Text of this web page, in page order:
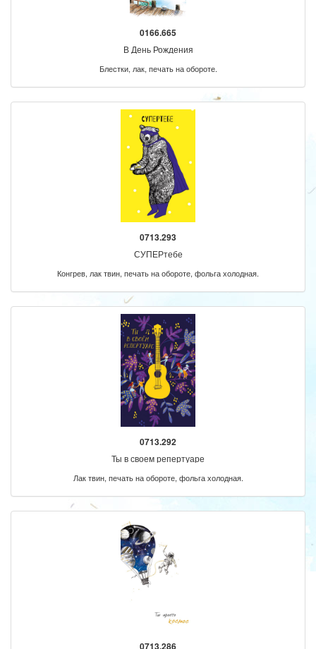
0166.665
В День Рождения
Блестки, лак, печать на обороте.
0713.293
СУПЕРтебе
Конгрев, лак твин, печать на обороте, фольга холодная.
0713.292
Ты в своем репертуаре
Лак твин, печать на обороте, фольга холодная.
0713.286